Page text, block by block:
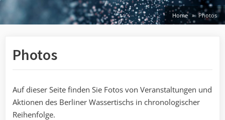
Home Photos
Photos
Auf dieser Seite finden Sie Fotos von Veranstaltungen und
Aktionen des Berliner Wassertischs in chronologischer
Reihenfolge.